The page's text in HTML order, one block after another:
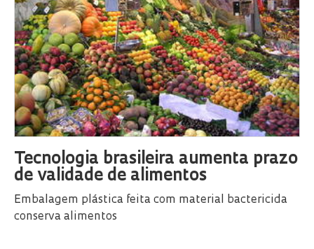
Tecnologia brasileira aumenta prazo
de validade de alimentos
Embalagem plástica feita com material bactericida
conserva alimentos